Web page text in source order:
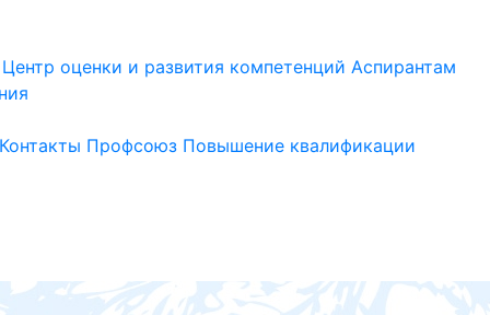
Центр оценки и развития компетенций Аспирантам
Контакты Профсоюз Повышение квалификации